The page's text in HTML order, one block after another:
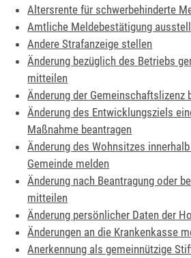
Altersrente für schwerbehinderte
Amtliche Meldebestätigung
Andere Strafanzeige stellen
Änderung bezüglich des Betriebs
mitteilen
Änderung der Gemeinschaftslizenz
Änderung des Entwicklungsziels
Maßnahme beantragen
Änderung des Wohnsitzes
Gemeinde melden
Änderung nach Beantragung oder
mitteilen
Änderung persönlicher Daten der
Änderungen an die Krankenkasse
Anerkennung als gemeinnützige